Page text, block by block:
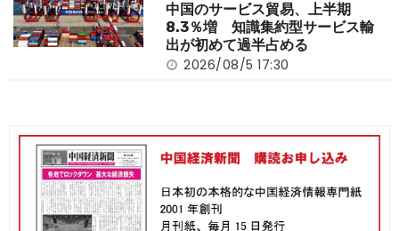
中国のサービス貿易、上半期
8.3％増 知識集約型サービス輸
出が初めて過半占める
2026/08/5 17:30